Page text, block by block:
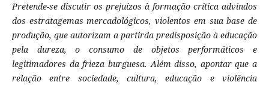
Pretende-se discutir os prejuízos à formação crítica advindos
dos estratagemas mercadológicos, violentos em sua base de
produção, que autorizam a partirda predisposição à educação
pela dureza, o consumo de objetos performáticos e
legitimadores da frieza burguesa. Além disso, apontar que a
relação entre sociedade, cultura, educação e violência